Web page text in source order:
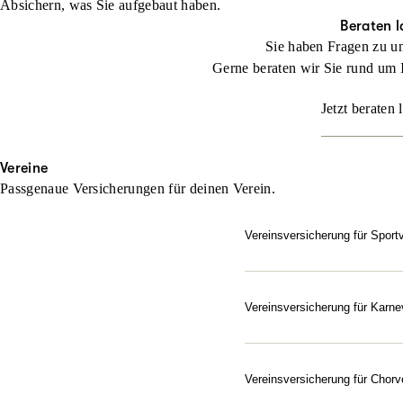
Absichern, was Sie aufgebaut haben.
Beraten
Sie haben Fragen zu
Gerne beraten wir Sie rund um
Jetzt beraten
Vereine
Passgenaue Versicherungen für deinen Verein.
Vereinsversicherung für
und ihn exakt auf die
Beraten lassen
Vereinsversicherung für
Karnevals- und
Vereinsversicherung für